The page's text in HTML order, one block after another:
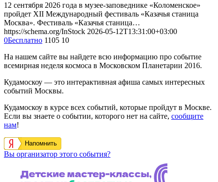
12 сентября 2026 года в музее-заповеднике «Коломенское»
пройдет XII Международный фестиваль «Казачья станица
Москва». Фестиваль «Казачья станица…
https://schema.org/InStock 2026-05-12T13:31:00+03:00
0Бесплатно 1105 10
На нашем сайте вы найдете всю информацию про событие
всемирная неделя космоса в Московском Планетарии 2016.
Кудамоскоу — это интерактивная афиша самых интересных
событий Москвы.
Кудамоскоу в курсе всех событий, которые пройдут в Москве.
Если вы знаете о событии, которого нет на сайте, сообщите
нам!
Напомнить
Вы организатор этого события?